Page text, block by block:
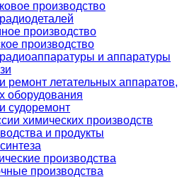
производство
производство
производство
и аппаратуры
ремонт летательных аппаратов,
оборудования
судоремонт
химических производств
и продукты
производства
производства